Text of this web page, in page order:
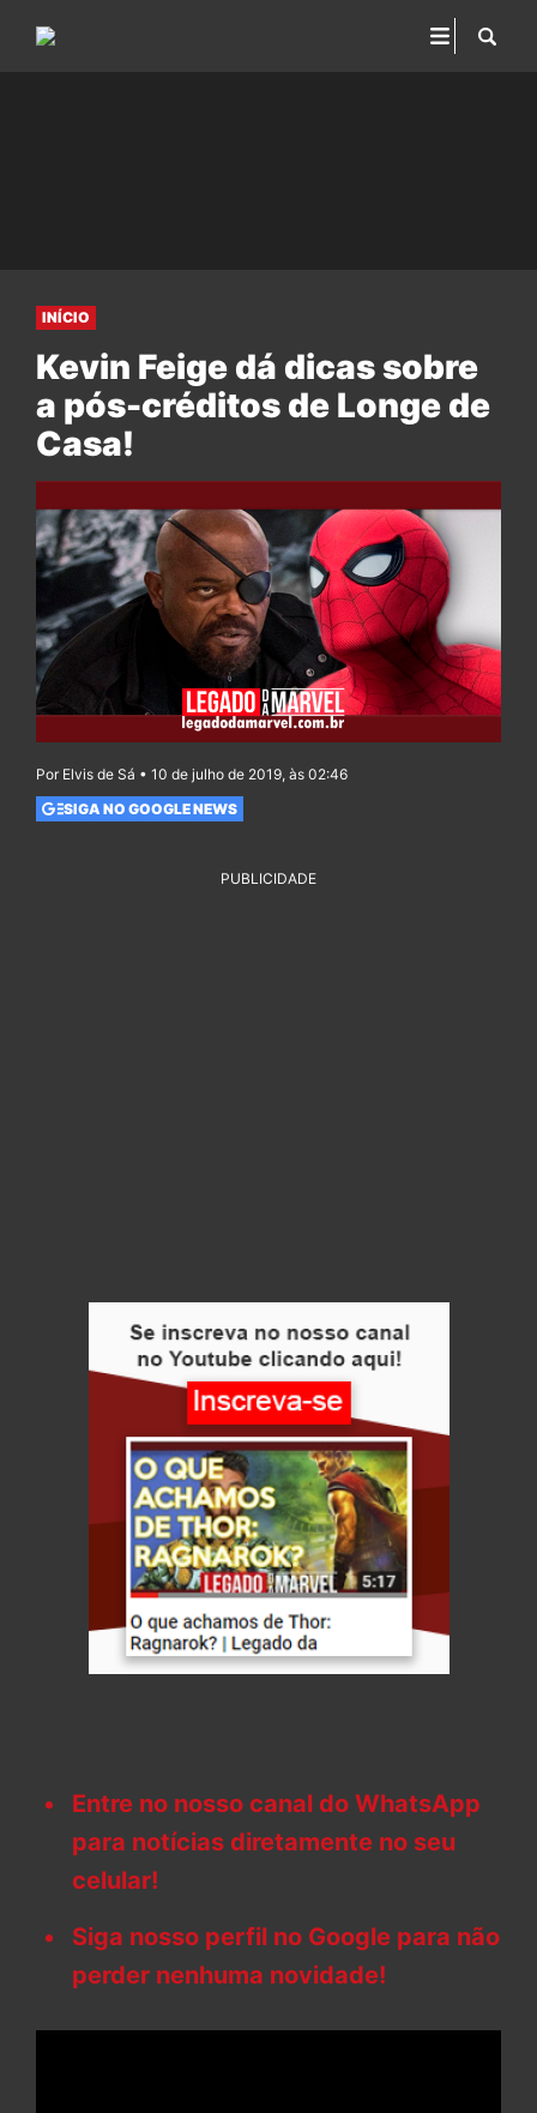
INÍCIO
Kevin Feige dá dicas sobre
a pós-créditos de Longe de
Casa!
Por Elvis de Sá • 10 de julho de 2019, às 02:46
SIGA NO GOOGLE NEWS
PUBLICIDADE
Entre no nosso canal do WhatsApp
para notícias diretamente no seu
celular!
Siga nosso perfil no Google para não
perder nenhuma novidade!